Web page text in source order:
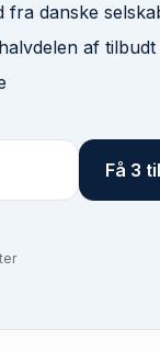
fra danske
af
Få 3